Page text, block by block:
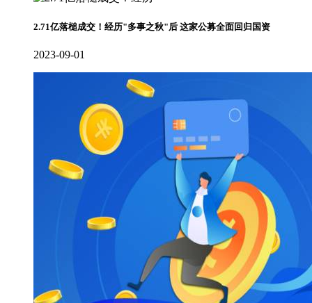
2.71亿落槌成交！经历"多事之秋"后 这家公募全面回归国资
2023-09-01